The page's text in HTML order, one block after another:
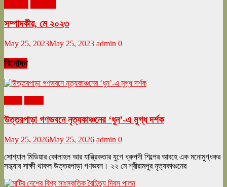
সম্পাদকীয়, মে ২০২৩
May 25, 2023May 25, 2023 admin 0
বিনোদন
উত্তরপাড়া গণভবনে নৃত্যকাঞ্চনের ‘ধুন’-এ মুগ্ধ দর্শক
May 25, 2026May 25, 2026 admin 0
সোশ্যাল মিডিয়ার কোলাহল আর যান্ত্রিকতার যুগে ধ্রুপদী শিল্পের আবহে এক মনোমুগ্ধকর
সন্ধ্যার সাক্ষী থাকল উত্তরপাড়া গণভবন। ২২ মে শ্রীরামপুর নৃত্যকাঞ্চনের